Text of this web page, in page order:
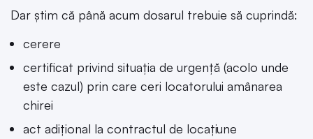
Dar știm că până acum dosarul trebuie să cuprindă:
cerere
certificat privind situația de urgență (acolo unde
este cazul) prin care ceri locatorului amânarea
chirei
act adițional la contractul de locațiune